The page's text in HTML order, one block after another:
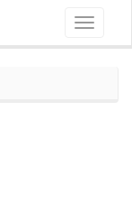
Toggle